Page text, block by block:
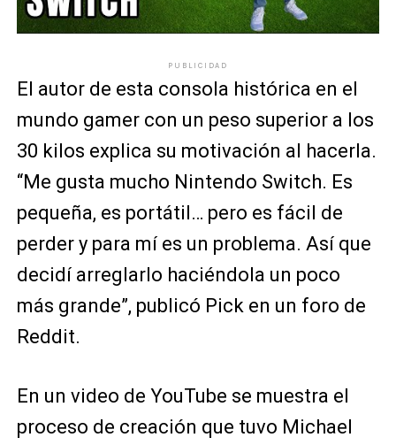
PUBLICIDAD
El autor de esta consola histórica en el
mundo gamer con un peso superior a los
30 kilos explica su motivación al hacerla.
“Me gusta mucho Nintendo Switch. Es
pequeña, es portátil… pero es fácil de
perder y para mí es un problema. Así que
decidí arreglarlo haciéndola un poco
más grande”, publicó Pick en un foro de
Reddit.
En un video de YouTube se muestra el
proceso de creación que tuvo Michael